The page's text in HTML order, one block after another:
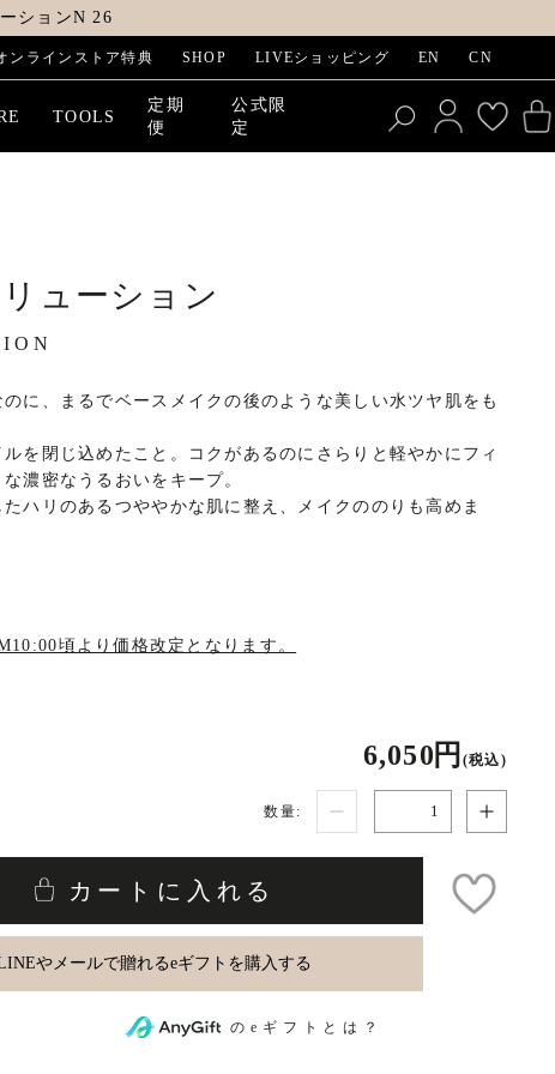
ションN 26
ンラインストア特典 SHOP LIVEショッピング EN CN
TOOLS
定期
便
公式限
定
ューション
に、まるでベースメイクの後のような美しい水ツヤ肌をも
を閉じ込めたこと。コクがあるのにさらりと軽やかにフィ
濃密なうるおいをキープ。
ハリのあるつややかな肌に整え、メイクののりも高めま
頃より価格改定となります。
6,050 円 (税込)
数量:
カートに入れる
のeギフトとは？